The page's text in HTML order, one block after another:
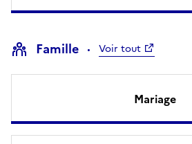
Famille Voir tout
Mariage